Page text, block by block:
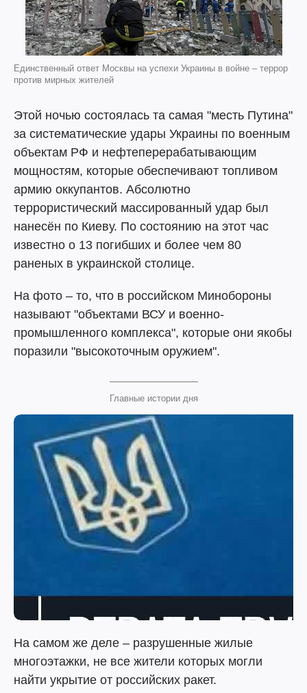
Единственный ответ Москвы на успехи Украины в войне – террор
против мирных жителей
Этой ночью состоялась та самая "месть Путина"
за систематические удары Украины по военным
объектам РФ и нефтеперерабатывающим
мощностям, которые обеспечивают топливом
армию оккупантов. Абсолютно
террористический массированный удар был
нанесён по Киеву. По состоянию на этот час
известно о 13 погибших и более чем 80
раненых в украинской столице.
На фото – то, что в российском Минобороны
называют "объектами ВСУ и военно-
промышленного комплекса", которые они якобы
поразили "высокоточным оружием".
Главные истории дня
На самом же деле – разрушенные жилые
многоэтажки, не все жители которых могли
найти укрытие от российских ракет.